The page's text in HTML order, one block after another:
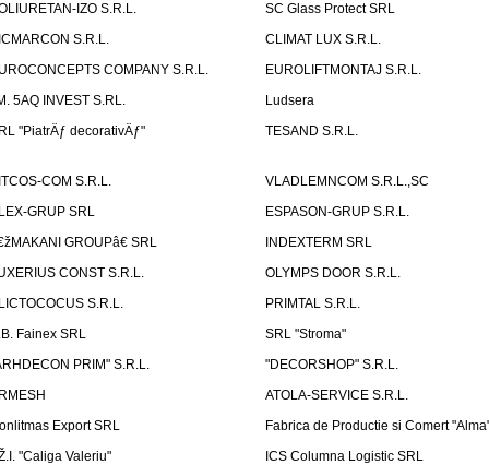
IZO S.R.L.
SC Glass Protect SRL
S.R.L.
CLIMAT LUX S.R.L.
COMPANY S.R.L.
EUROLIFTMONTAJ S.R.L.
5AQ INVEST S.RL.
Ludsera
"PiatrÄƒ decorativÄƒ"
TESAND S.R.L.
COM S.R.L.
VLADLEMNCOM S.R.L.,SC
GRUP SRL
ESPASON-GRUP S.R.L.
GROUPâ€ SRL
INDEXTERM SRL
CONST S.R.L.
OLYMPS DOOR S.R.L.
S.R.L.
PRIMTAL S.R.L.
Fainex SRL
SRL "Stroma"
PRIM" S.R.L.
"DECORSHOP" S.R.L.
ATOLA-SERVICE S.R.L.
Export SRL
Fabrica de Productie si Comert
"Caliga Valeriu"
ICS Columna Logistic SRL